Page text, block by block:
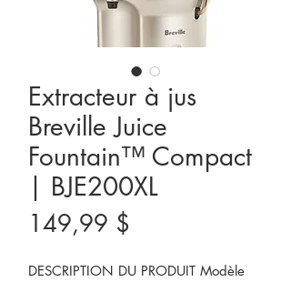
Extracteur à jus
Breville Juice
Fountain™ Compact
| BJE200XL
149,99 $
DESCRIPTION DU PRODUIT Modèle